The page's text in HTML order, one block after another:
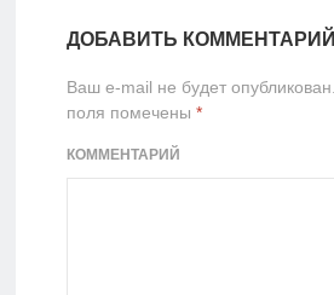
ДОБАВИТЬ КОММЕНТАРИЙ
Ваш e-mail не будет опубликован.
поля помечены *
КОММЕНТАРИЙ